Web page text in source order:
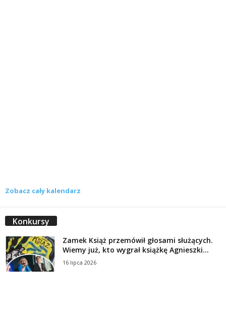
Zobacz cały kalendarz
Konkursy
Zamek Książ przemówił głosami służących.
Wiemy już, kto wygrał książkę Agnieszki...
16 lipca 2026